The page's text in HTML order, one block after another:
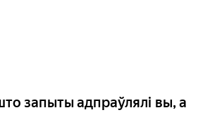
запыты адпраўлялі вы, а